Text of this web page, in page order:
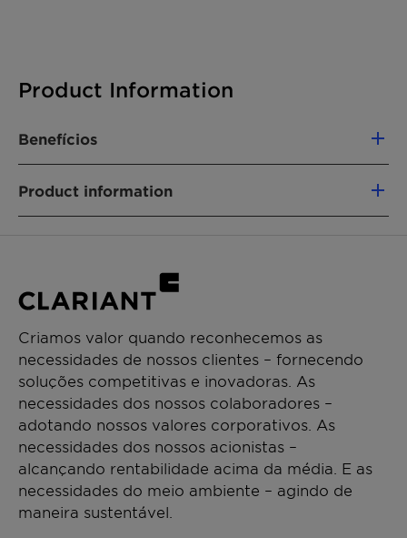
Product Information
Benefícios
61%
Inhibits the formation of AGEs at its earliest
Improves skin's firmness: +17% after 56
days
Product information
Active Ingredients
China compliance
Cosmos Approved
INCI:
Olea Europaea (Olive) Oil Unsaponifiables
Origin:
From upcycled olive oil unsaponifiables
Technologies:
Botanical
Criamos valor quando reconhecemos as
necessidades de nossos clientes – fornecendo
soluções competitivas e inovadoras. As
necessidades dos nossos colaboradores –
adotando nossos valores corporativos. As
necessidades dos nossos acionistas –
alcançando rentabilidade acima da média. E as
necessidades do meio ambiente – agindo de
maneira sustentável.